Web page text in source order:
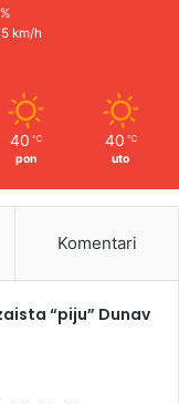
km/h
40 ℃
pon
40 ℃
uto
Komentari
“piju” Dunav